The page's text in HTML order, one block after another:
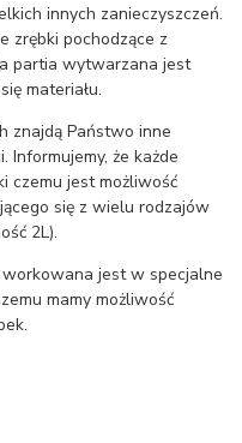
innych zanieczyszczeń.
zrębki pochodzące z
partia wytwarzana jest
materiału.
znajdą Państwo inne
Informujemy, że każde
czemu jest możliwość
się z wielu rodzajów
2L).
jest w specjalne
mamy możliwość